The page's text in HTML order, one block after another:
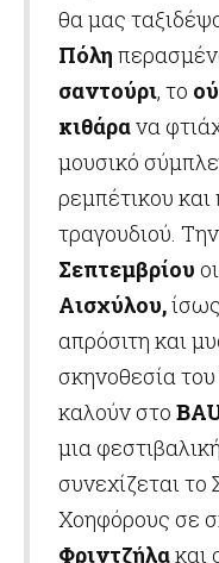
θα μας
Πόλη
σαντούρι, το
κιθάρανα
μουσικό
ρεμπέτικου
τραγουδιού. Την
Σεπτεμβρίου οι
Αισχύλου,
απρόσιτη και
σκηνοθεσία του
καλούν στο
μια
συνεχίζεται
Χοηφόρους σε
Φριντζήλακαι